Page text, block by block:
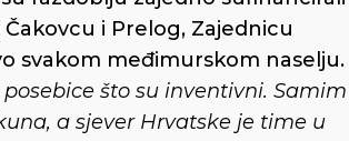
i Prelog, Zajednicu
svakom međimurskom naselju.
što su inventivni. Samim
a sjever Hrvatske je time u